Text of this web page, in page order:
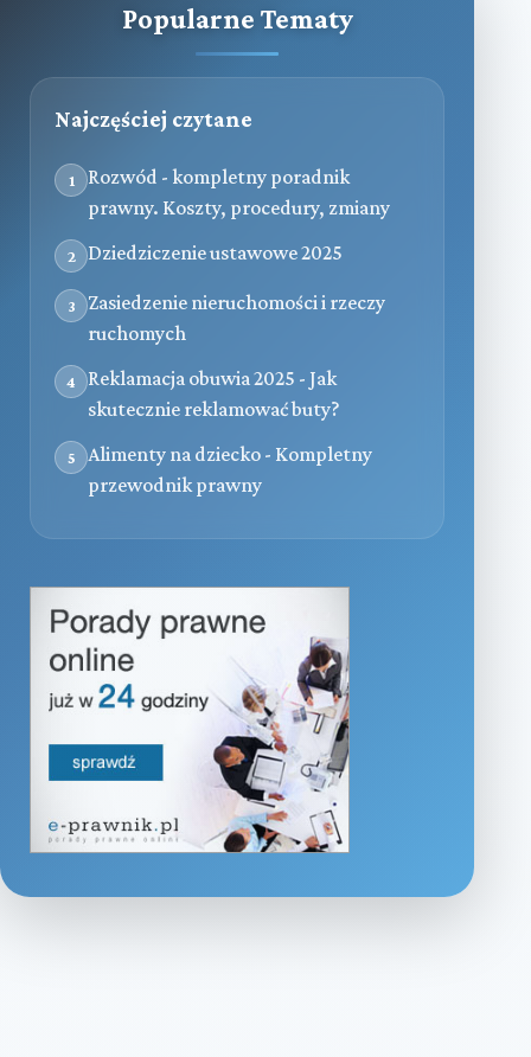
Popularne Tematy
Najczęściej czytane
1
Rozwód - kompletny poradnik
prawny. Koszty, procedury, zmiany
2 Dziedziczenie ustawowe 2025
3
Zasiedzenie nieruchomości i rzeczy
ruchomych
4
Reklamacja obuwia 2025 - Jak
skutecznie reklamować buty?
5
Alimenty na dziecko - Kompletny
przewodnik prawny